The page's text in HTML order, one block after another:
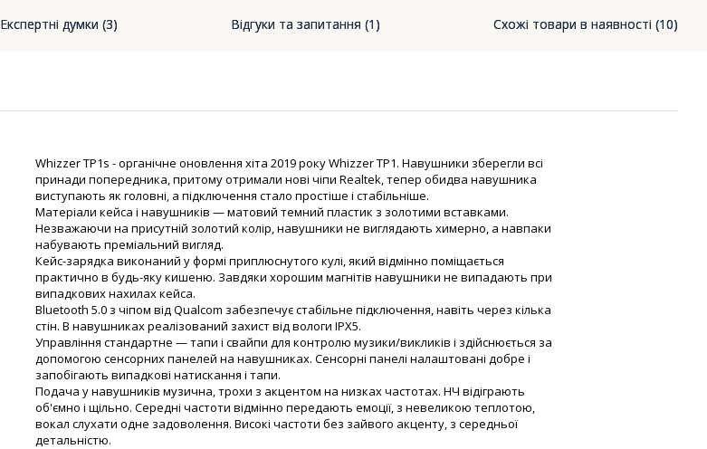
Експертні думки (3) Відгуки та запитання (1) Схожі товари в наявності (10)
Whizzer TP1s - органічне оновлення хіта 2019 року Whizzer TP1. Навушники зберегли всі
принади попередника, притому отримали нові чіпи Realtek, тепер обидва навушника
виступають як головні, а підключення стало простіше і стабільніше.
Матеріали кейса і навушників — матовий темний пластик з золотими вставками.
Незважаючи на присутній золотий колір, навушники не виглядають химерно, а навпаки
набувають преміальний вигляд.
Кейс-зарядка виконаний у формі приплюснутого кулі, який відмінно поміщається
практично в будь-яку кишеню. Завдяки хорошим магнітів навушники не випадають при
випадкових нахилах кейса.
Bluetooth 5.0 з чіпом від Qualcom забезпечує стабільне підключення, навіть через кілька
стін. В навушниках реалізований захист від вологи IPX5.
Управління стандартне — тапи і свайпи для контролю музики/викликів і здійснюється за
допомогою сенсорних панелей на навушниках. Сенсорні панелі налаштовані добре і
запобігають випадкові натискання і тапи.
Подача у навушників музична, трохи з акцентом на низках частотах. НЧ відіграють
об'ємно і щільно. Середні частоти відмінно передають емоції, з невеликою теплотою,
вокал слухати одне задоволення. Високі частоти без зайвого акценту, з середньої
детальністю.